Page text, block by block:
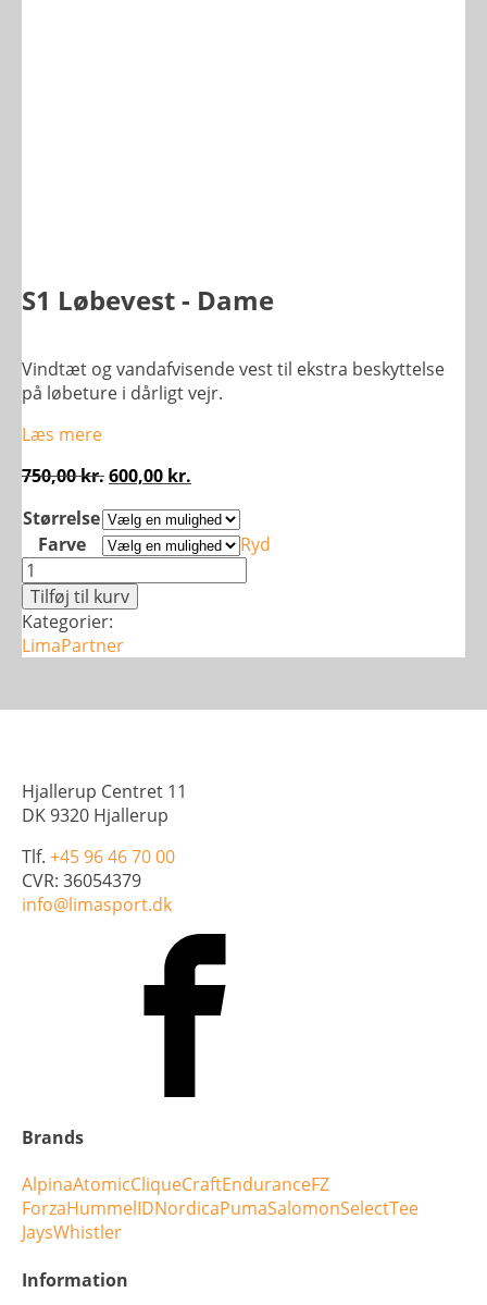
S1 Løbevest - Dame
Vindtæt og vandafvisende vest til ekstra beskyttelse
på løbeture i dårligt vejr.
Læs mere
750,00kr.Den
pris
var:
600,00 kr.
pris
er:
Størrelse
Farve
Ryd
S1
Løbevest
-
Dame
antal
Tilføj til kurv
Kategorier:
LimaPartner
Hjallerup Centret 11
DK 9320 Hjallerup
Tlf. +45 96 46 70 00
CVR: 36054379
info@limasport.dk
Brands
AlpinaAtomicCliqueCraftEnduranceFZ
ForzaHummelIDNordicaPumaSalomonSelectTee
JaysWhistler
Information